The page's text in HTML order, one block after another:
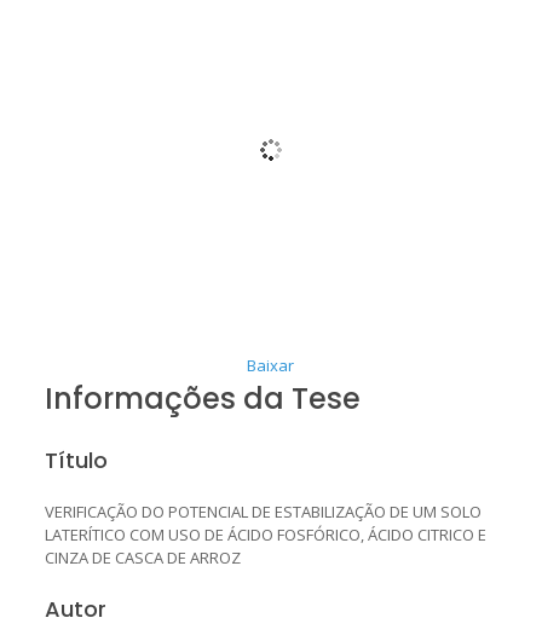
Baixar
Informações da Tese
Título
VERIFICAÇÃO DO POTENCIAL DE ESTABILIZAÇÃO DE UM SOLO
LATERÍTICO COM USO DE ÁCIDO FOSFÓRICO, ÁCIDO CITRICO E
CINZA DE CASCA DE ARROZ
Autor